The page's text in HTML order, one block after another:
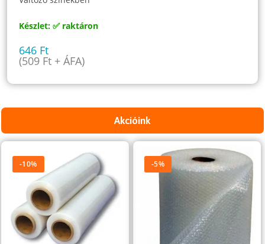
Készlet: ✅ raktáron
646 Ft
(509 Ft + ÁFA)
Akcióink
-10% -5%